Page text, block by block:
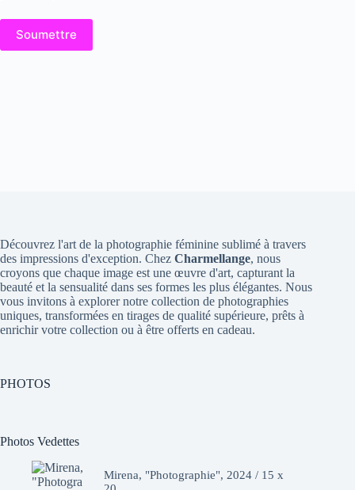
Soumettre
Découvrez l'art de la photographie féminine sublimé à travers
des impressions d'exception. Chez Charmellange, nous
croyons que chaque image est une œuvre d'art, capturant la
beauté et la sensualité dans ses formes les plus élégantes. Nous
vous invitons à explorer notre collection de photographies
uniques, transformées en tirages de qualité supérieure, prêts à
enrichir votre collection ou à être offerts en cadeau.
PHOTOS
Photos Vedettes
Mirena, "Photographie", 2024 / 15 x